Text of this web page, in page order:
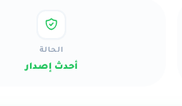
الحالة
أحدث إصدار